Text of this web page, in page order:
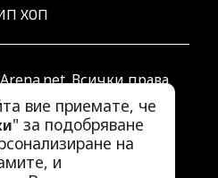
вие приемате, че
" за подобряване
на
и
ХОП
Всички права